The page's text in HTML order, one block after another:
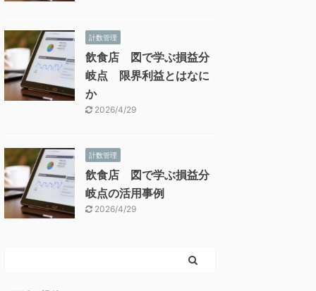
計数管理
飲食店 図で学ぶ損益分
岐点 限界利益とはなに
か
2026/4/29
計数管理
飲食店 図で学ぶ損益分
岐点の活用事例
2026/4/29